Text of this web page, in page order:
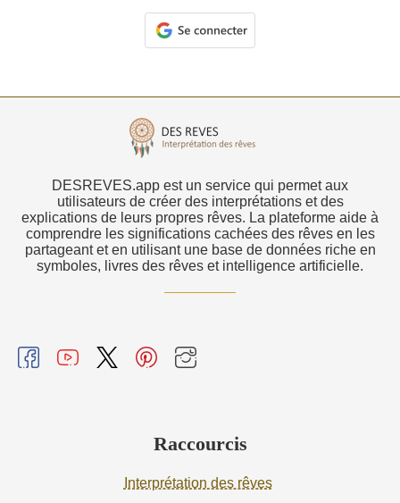
DESREVES.app est un service qui permet aux
utilisateurs de créer des interprétations et des
explications de leurs propres rêves. La plateforme aide à
comprendre les significations cachées des rêves en les
partageant et en utilisant une base de données riche en
symboles, livres des rêves et intelligence artificielle.
Raccourcis
Interprétation des rêves